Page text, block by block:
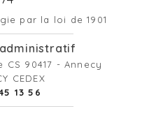
par la loi de 1901
90417 - Annecy
CEDEX
13 56